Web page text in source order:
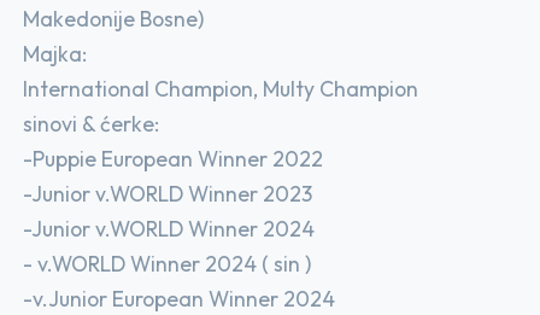
Makedonije Bosne)
Majka:
International Champion, Multy Champion
sinovi & ćerke:
-Puppie European Winner 2022
-Junior v.WORLD Winner 2023
-Junior v.WORLD Winner 2024
- v.WORLD Winner 2024 ( sin )
-v.Junior European Winner 2024